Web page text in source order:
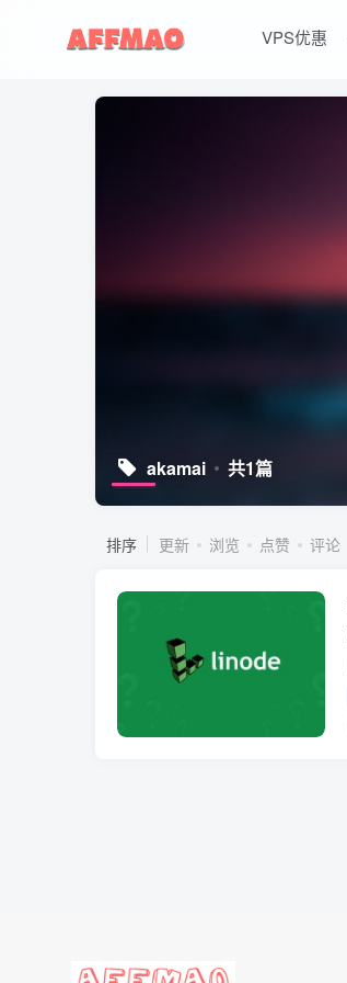
VPS优惠
akamai 共1篇
排序 更新 浏览 点赞 评论